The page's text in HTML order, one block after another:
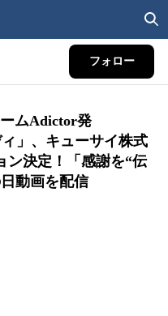
フォロー
ムAdictor発
」、キューサイ株式
ン決定！「感謝を“伝
動画を配信